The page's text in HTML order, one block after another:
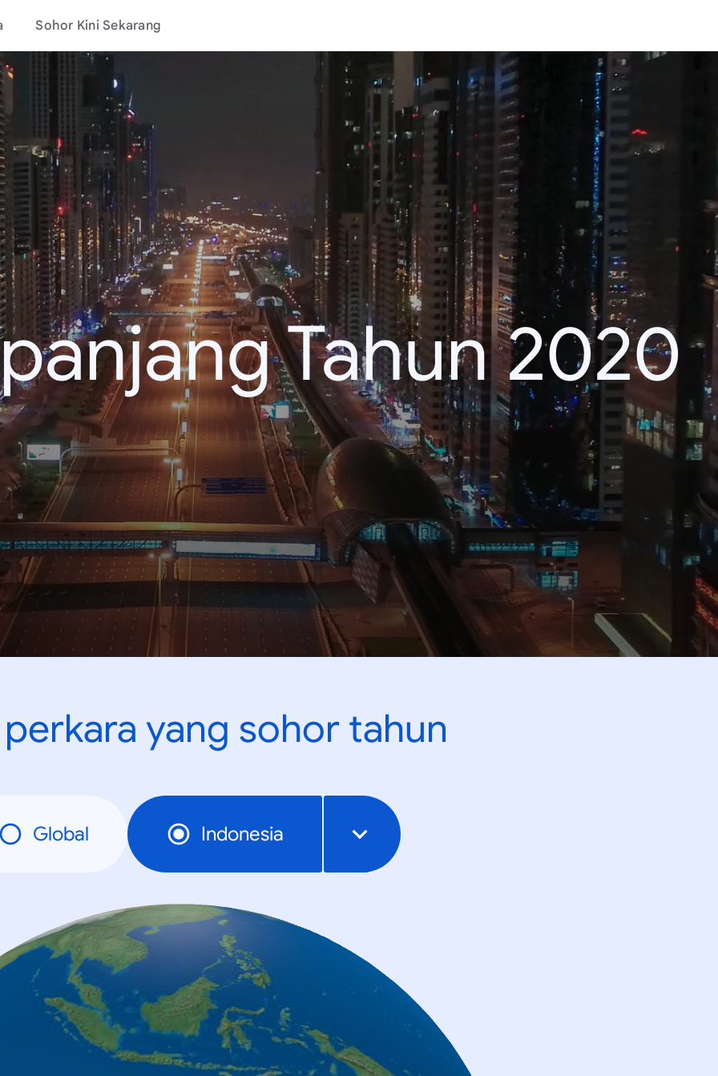
Sohor Kini Sekarang
Tahun 2020
yang sohor tahun
Global Indonesia